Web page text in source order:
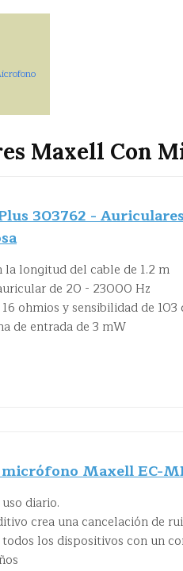
Maxell Con
303762 -
longitud del cable de 1.2 m
de 20 - 23000 Hz
ohmios y sensibilidad de 103
de entrada de 3 mW
Maxell EC-
diario.
crea una cancelación de
los dispositivos con un